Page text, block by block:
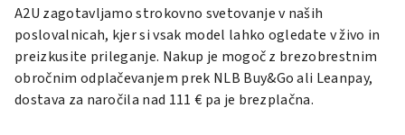
A2U zagotavljamo strokovno svetovanje v naših
poslovalnicah, kjer si vsak model lahko ogledate v živo in
preizkusite prileganje. Nakup je mogoč z brezobrestnim
obročnim odplačevanjem prek NLB Buy&Go ali Leanpay,
dostava za naročila nad 111 € pa je brezplačna.